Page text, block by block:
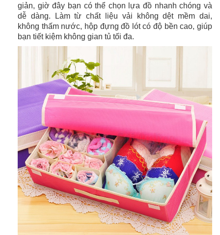
giản, giờ đây bạn có thể chọn lựa đồ nhanh chóng và
dễ dàng. Làm từ chất liệu vải không dệt mềm dai,
không thấm nước, hộp đựng đồ lót có độ bền cao, giúp
bạn tiết kiệm không gian tủ tối đa.